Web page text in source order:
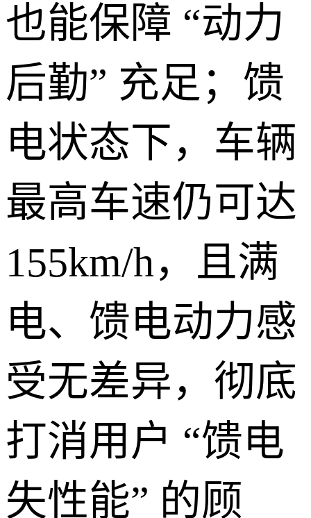
也能保障 “动力
后勤” 充足；馈
电状态下，车辆
最高车速仍可达
155km/h，且满
电、馈电动力感
受无差异，彻底
打消用户 “馈电
失性能” 的顾